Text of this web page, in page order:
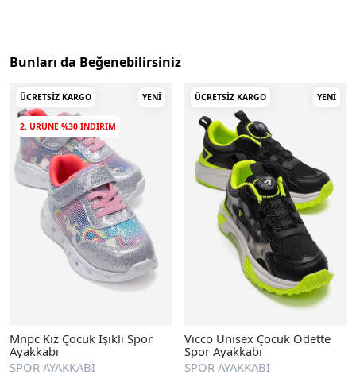
Bunları da Beğenebilirsiniz
ÜCRETSIZ KARGO YENI
2. ÜRÜNE %30 INDIRIM
Mnpc Kız Çocuk Işıklı Spor
Ayakkabı
SPOR AYAKKABI
ÜCRETSIZ KARGO YENI
Vicco Unisex Çocuk Odette
Spor Ayakkabı
SPOR AYAKKABI